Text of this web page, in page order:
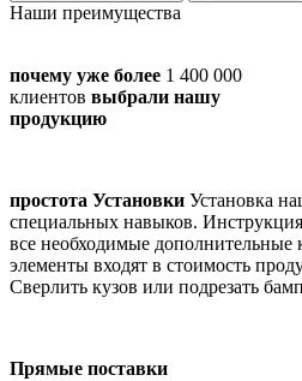
Наши преимущества
почему уже более 1 400 000
клиентов выбрали нашу
продукцию
простота Установки Установка
специальных навыков.
все необходимые дополнительные
элементы входят в стоимость
Сверлить кузов или подрезать
Прямые поставки